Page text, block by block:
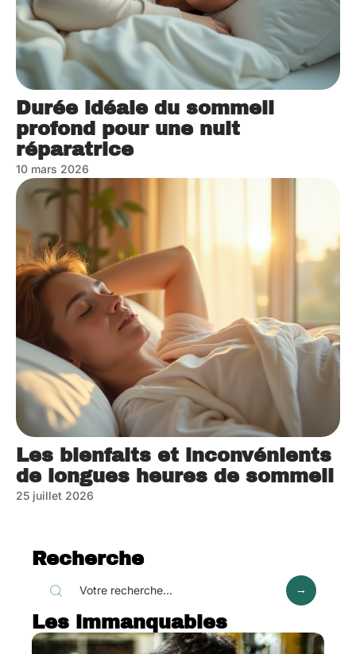
Durée idéale du sommeil
profond pour une nuit
réparatrice
10 mars 2026
Les bienfaits et inconvénients
de longues heures de sommeil
25 juillet 2026
Recherche
Les immanquables